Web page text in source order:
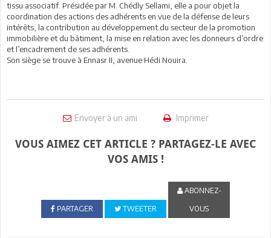
tissu associatif. Présidée par M. Chédly Sellami, elle a pour objet la
coordination des actions des adhérents en vue de la défense de leurs
intérêts, la contribution au développement du secteur de la promotion
immobilière et du bâtiment, la mise en relation avec les donneurs d’ordre
et l’encadrement de ses adhérents.
Son siège se trouve à Ennasr II, avenue Hédi Nouira.
Envoyer à un ami Imprimer
VOUS AIMEZ CET ARTICLE ? PARTAGEZ-LE AVEC
VOS AMIS !
PARTAGER TWEETER
ABONNEZ-
VOUS